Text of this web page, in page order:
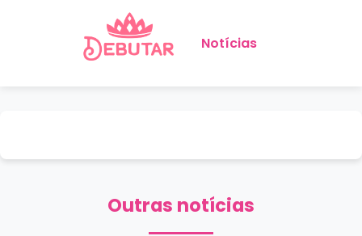
Notícias
Outras notícias